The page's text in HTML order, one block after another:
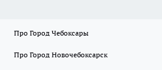
Про Город Чебоксары
Про Город Новочебоксарск